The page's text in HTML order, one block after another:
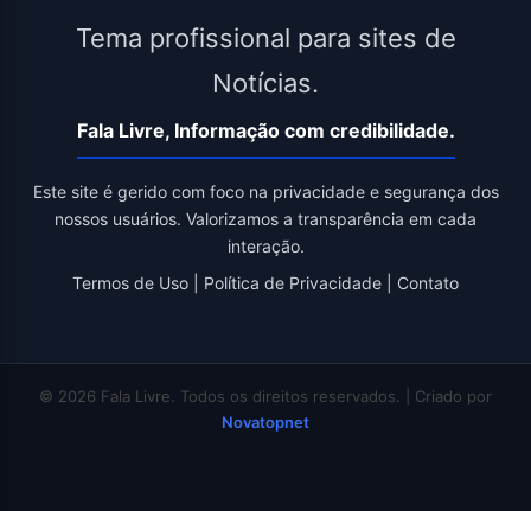
Tema profissional para sites de
Notícias.
Fala Livre, Informação com credibilidade.
Este site é gerido com foco na privacidade e segurança dos
nossos usuários. Valorizamos a transparência em cada
interação.
Termos de Uso
Política de Privacidade Contato
© 2026 Fala Livre. Todos os direitos reservados. | Criado por
Novatopnet